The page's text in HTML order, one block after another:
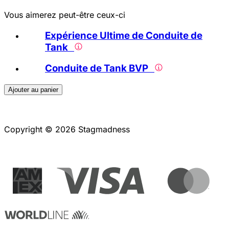
Vous aimerez peut-être ceux-ci
Expérience Ultime de Conduite de
Tank
Conduite de Tank BVP
Ajouter au panier
Copyright © 2026 Stagmadness